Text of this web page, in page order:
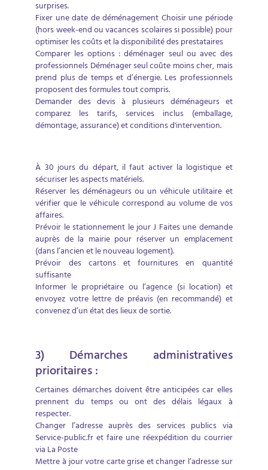
surprises.
Fixer une date de déménagement Choisir une période
(hors week-end ou vacances scolaires si possible) pour
optimiser les coûts et la disponibilité des prestataires
Comparer les options : déménager seul ou avec des
professionnels Déménager seul coûte moins cher, mais
prend plus de temps et d’énergie. Les professionnels
proposent des formules tout compris.
Demander des devis à plusieurs déménageurs et
comparez les tarifs, services inclus (emballage,
démontage, assurance) et conditions d'intervention.
À 30 jours du départ, il faut activer la logistique et
sécuriser les aspects matériels.
Réserver les déménageurs ou un véhicule utilitaire et
vérifier que le véhicule correspond au volume de vos
affaires.
Prévoir le stationnement le jour J Faites une demande
auprès de la mairie pour réserver un emplacement
(dans l’ancien et le nouveau logement).
Prévoir des cartons et fournitures en quantité
suffisante
Informer le propriétaire ou l’agence (si location) et
envoyez votre lettre de préavis (en recommandé) et
convenez d’un état des lieux de sortie.
3) Démarches administratives
prioritaires :
Certaines démarches doivent être anticipées car elles
prennent du temps ou ont des délais légaux à
respecter.
Changer l’adresse auprès des services publics via
Service-public.fr et faire une réexpédition du courrier
via La Poste
Mettre à jour votre carte grise et changer l’adresse sur